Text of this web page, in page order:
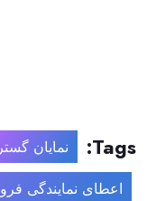
Tags: نمایان گستر
اعطای نمایندگی